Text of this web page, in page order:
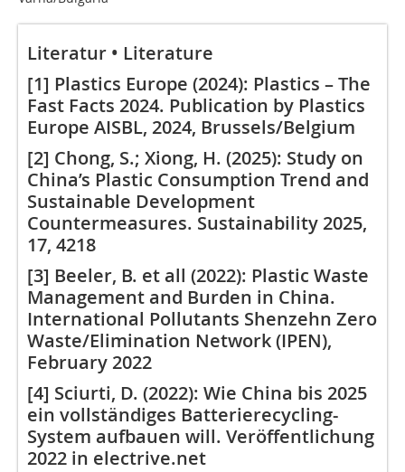
Literatur • Literature
[1] Plastics Europe (2024): Plastics – The
Fast Facts 2024. Publication by Plastics
Europe AISBL, 2024, Brussels/Belgium
[2] Chong, S.; Xiong, H. (2025): Study on
China’s Plastic Consumption Trend and
Sustainable Development
Countermeasures. Sustainability 2025,
17, 4218
[3] Beeler, B. et all (2022): Plastic Waste
Management and Burden in China.
International Pollutants Shenzehn Zero
Waste/Elimination Network (IPEN),
February 2022
[4] Sciurti, D. (2022): Wie China bis 2025
ein vollständiges Batterierecycling-
System aufbauen will. Veröffentlichung
2022 in electrive.net